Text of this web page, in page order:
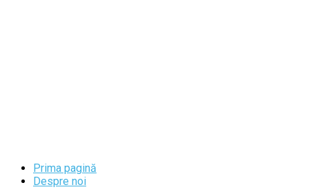
Prima pagină
Despre noi